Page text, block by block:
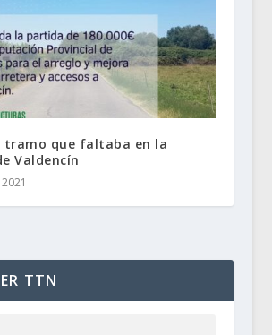
tramo que faltaba en la
Valdencín
TTN